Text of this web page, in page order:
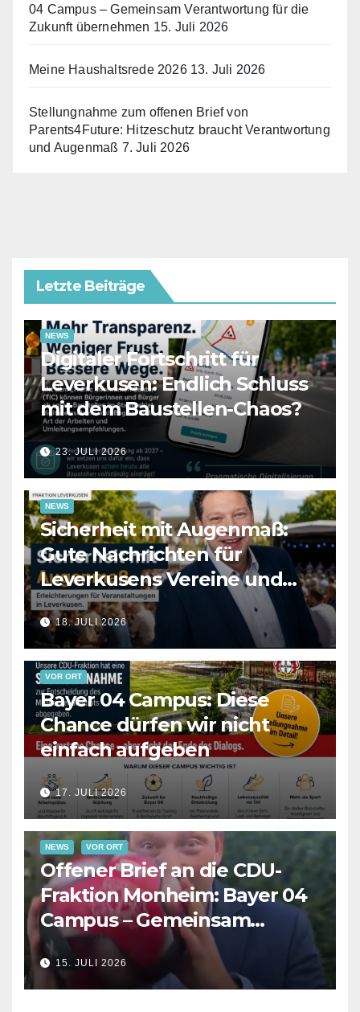
04 Campus – Gemeinsam Verantwortung für die
Zukunft übernehmen 15. Juli 2026
Meine Haushaltsrede 2026 13. Juli 2026
Stellungnahme zum offenen Brief von
Parents4Future: Hitzeschutz braucht Verantwortung
und Augenmaß 7. Juli 2026
Letzte Beiträge
NEWS
Digitaler Fortschritt für
Leverkusen: Endlich Schluss
mit dem Baustellen-Chaos?
23. JULI 2026
NEWS
Sicherheit mit Augenmaß:
Gute Nachrichten für
Leverkusens Vereine und
Veranstalter
18. JULI 2026
VOR ORT
Bayer 04 Campus: Diese
Chance dürfen wir nicht
einfach aufgeben
17. JULI 2026
NEWS VOR ORT
Offener Brief an die CDU-
Fraktion Monheim: Bayer 04
Campus – Gemeinsam
Verantwortung für die
Zukunft übernehmen
15. JULI 2026